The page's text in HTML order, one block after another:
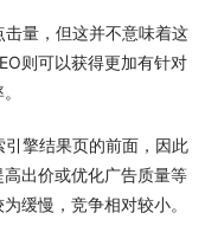
量，但这并不意味着这
则可以获得更加有针对
擎结果页的前面，因此
出价或优化广告质量等
缓慢，竞争相对较小。